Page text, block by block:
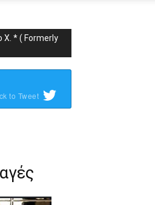
X. * ( Formerly
to Tweet